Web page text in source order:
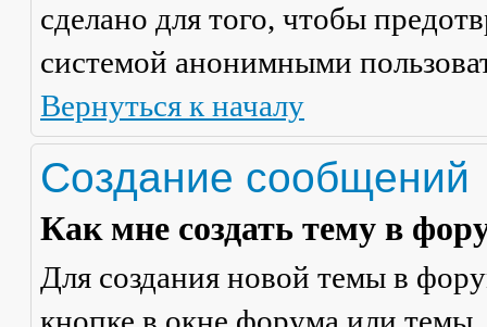
сделано для того, чтобы
системой анонимными
Вернуться к началу
Создание сообщений
Как мне создать тему в
Для создания новой темы в